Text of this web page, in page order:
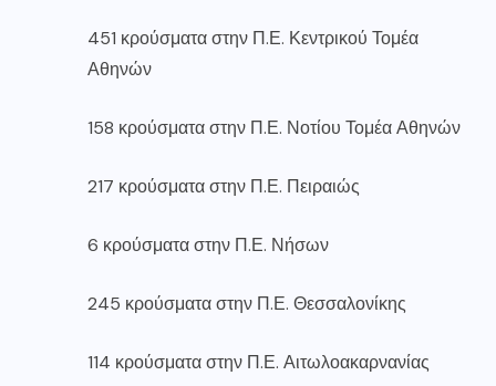
451 κρούσματα στην Π.Ε. Κεντρικού Τομέα
Αθηνών
158 κρούσματα στην Π.Ε. Νοτίου Τομέα Αθηνών
217 κρούσματα στην Π.Ε. Πειραιώς
6 κρούσματα στην Π.Ε. Νήσων
245 κρούσματα στην Π.Ε. Θεσσαλονίκης
114 κρούσματα στην Π.Ε. Αιτωλοακαρνανίας